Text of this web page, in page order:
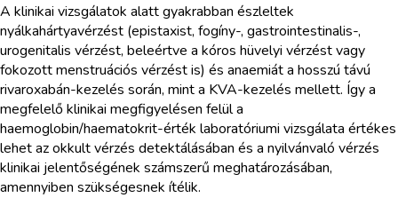
A klinikai vizsgálatok alatt gyakrabban észleltek
nyálkahártyavérzést (epistaxist, fogíny-, gastrointestinalis-,
urogenitalis vérzést, beleértve a kóros hüvelyi vérzést vagy
fokozott menstruációs vérzést is) és anaemiát a hosszú távú
rivaroxabán-kezelés során, mint a KVA-kezelés mellett. Így a
megfelelő klinikai megfigyelésen felül a
haemoglobin/haematokrit-érték laboratóriumi vizsgálata értékes
lehet az okkult vérzés detektálásában és a nyilvánvaló vérzés
klinikai jelentőségének számszerű meghatározásában,
amennyiben szükségesnek ítélik.